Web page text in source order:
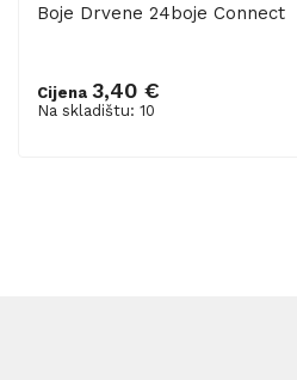
Boje Drvene 24boje Connect
Cijena 3,40 €
Na skladištu: 10
Dodaj u košaricu